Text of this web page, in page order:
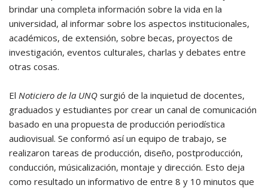
brindar una completa información sobre la vida en la
universidad, al informar sobre los aspectos institucionales,
académicos, de extensión, sobre becas, proyectos de
investigación, eventos culturales, charlas y debates entre
otras cosas.
El Noticiero de la UNQ surgió de la inquietud de docentes,
graduados y estudiantes por crear un canal de comunicación
basado en una propuesta de producción periodística
audiovisual. Se conformó así un equipo de trabajo, se
realizaron tareas de producción, diseño, postproducción,
conducción, músicalización, montaje y dirección. Esto deja
como resultado un informativo de entre 8 y 10 minutos que